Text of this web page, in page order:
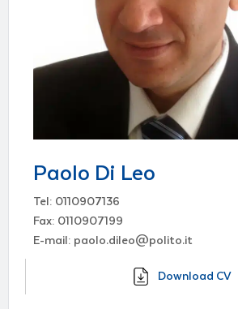
Paolo Di Leo
Tel: 0110907136
Fax: 0110907199
E-mail: paolo.dileo@polito.it
Download CV